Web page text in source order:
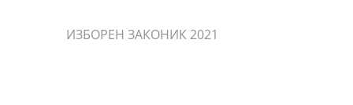
ИЗБОРЕН ЗАКОНИК 2021